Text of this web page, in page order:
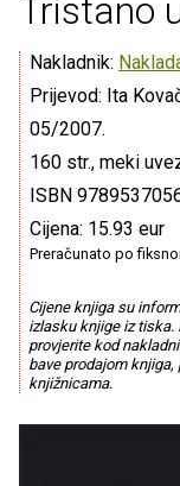
Tristano
Nakladnik:
Prijevod: Ita
05/2007.
160 str., meki
ISBN
Cijena: 15.93 eur
Preračunato po
Cijene knjiga su
izlasku knjige iz tiska.
provjerite kod
bave prodajom
knjižnicama.